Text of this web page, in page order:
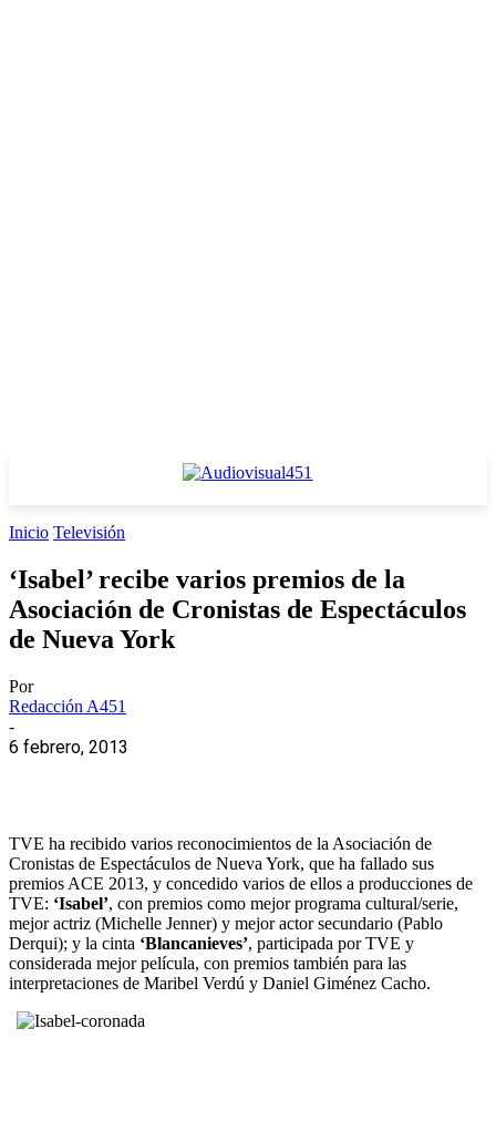
Inicio Televisión
‘Isabel’ recibe varios premios de la
Asociación de Cronistas de Espectáculos
de Nueva York
Por
Redacción A451
-
6 febrero, 2013
TVE ha recibido varios reconocimientos de la Asociación de
Cronistas de Espectáculos de Nueva York, que ha fallado sus
premios ACE 2013, y concedido varios de ellos a producciones de
TVE: ‘Isabel’, con premios como mejor programa cultural/serie,
mejor actriz (Michelle Jenner) y mejor actor secundario (Pablo
Derqui); y la cinta ‘Blancanieves’, participada por TVE y
considerada mejor película, con premios también para las
interpretaciones de Maribel Verdú y Daniel Giménez Cacho.